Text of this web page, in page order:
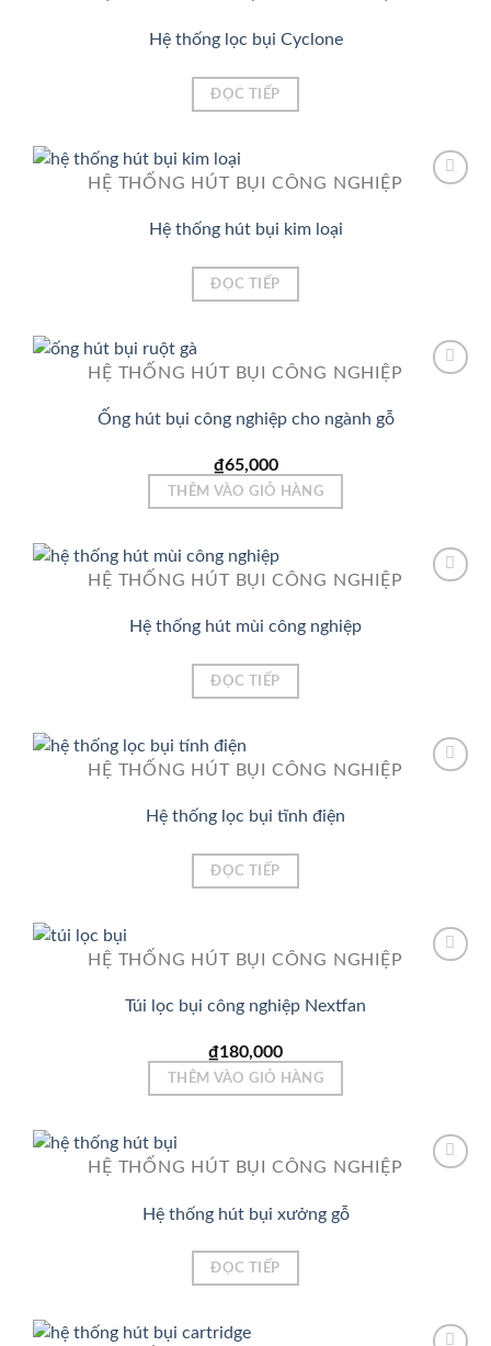
Hệ thống lọc bụi Cyclone
ĐỌC TIẾP
HỆ THỐNG HÚT BỤI CÔNG NGHIỆP
Hệ thống hút bụi kim loại
ĐỌC TIẾP
HỆ THỐNG HÚT BỤI CÔNG NGHIỆP
Ống hút bụi công nghiệp cho ngành gỗ
₫65,000
THÊM VÀO GIỎ HÀNG
HỆ THỐNG HÚT BỤI CÔNG NGHIỆP
Hệ thống hút mùi công nghiệp
ĐỌC TIẾP
HỆ THỐNG HÚT BỤI CÔNG NGHIỆP
Hệ thống lọc bụi tĩnh điện
ĐỌC TIẾP
HỆ THỐNG HÚT BỤI CÔNG NGHIỆP
Túi lọc bụi công nghiệp Nextfan
₫180,000
THÊM VÀO GIỎ HÀNG
HỆ THỐNG HÚT BỤI CÔNG NGHIỆP
Hệ thống hút bụi xưởng gỗ
ĐỌC TIẾP